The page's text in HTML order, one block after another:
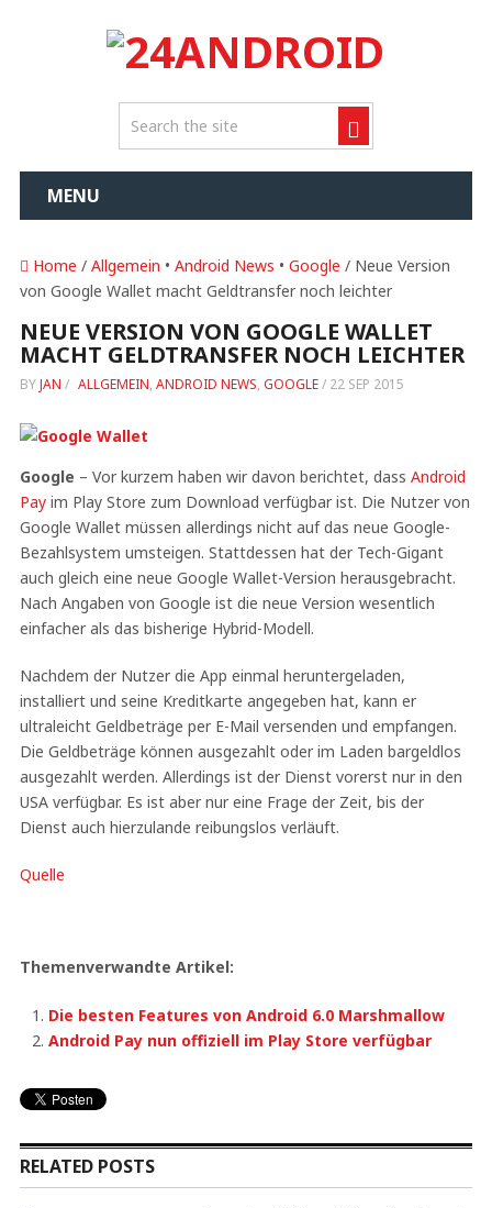
MENU
Home / Allgemein • Android News • Google / Neue Version
von Google Wallet macht Geldtransfer noch leichter
NEUE VERSION VON GOOGLE WALLET
MACHT GELDTRANSFER NOCH LEICHTER
BYJAN / ALLGEMEIN, ANDROID NEWS, GOOGLE/ 22 SEP 2015
Google – Vor kurzem haben wir davon berichtet, dass Android
Payim Play Store zum Download verfügbar ist. Die Nutzer von
Google Wallet müssen allerdings nicht auf das neue Google-
Bezahlsystem umsteigen. Stattdessen hat der Tech-Gigant
auch gleich eine neue Google Wallet-Version herausgebracht.
Nach Angaben von Google ist die neue Version wesentlich
einfacher als das bisherige Hybrid-Modell.
Nachdem der Nutzer die App einmal heruntergeladen,
installiert und seine Kreditkarte angegeben hat, kann er
ultraleicht Geldbeträge per E-Mail versenden und empfangen.
Die Geldbeträge können ausgezahlt oder im Laden bargeldlos
ausgezahlt werden. Allerdings ist der Dienst vorerst nur in den
USA verfügbar. Es ist aber nur eine Frage der Zeit, bis der
Dienst auch hierzulande reibungslos verläuft.
Quelle
Themenverwandte Artikel:
Die besten Features von Android 6.0 Marshmallow
Android Pay nun offiziell im Play Store verfügbar
RELATED POSTS